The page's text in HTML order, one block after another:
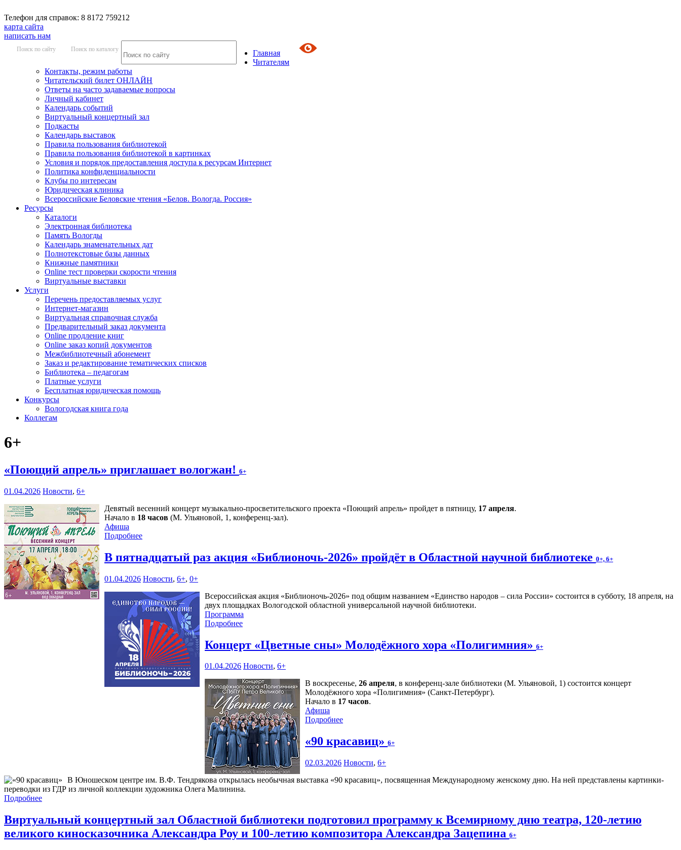
Телефон для справок: 8 8172 759212
карта сайта
написать нам
Поиск по сайту Поиск по каталогу
Главная
Читателям
Контакты, режим работы
Читательский билет ОНЛАЙН
Ответы на часто задаваемые вопросы
Личный кабинет
Календарь событий
Виртуальный концертный зал
Подкасты
Календарь выставок
Правила пользования библиотекой
Правила пользования библиотекой в картинках
Условия и порядок предоставления доступа к ресурсам Интернет
Политика конфиденциальности
Клубы по интересам
Юридическая клиника
Всероссийские Беловские чтения «Белов. Вологда. Россия»
Ресурсы
Каталоги
Электронная библиотека
Память Вологды
Календарь знаменательных дат
Полнотекстовые базы данных
Книжные памятники
Online тест проверки скорости чтения
Виртуальные выставки
Услуги
Перечень предоставляемых услуг
Интернет-магазин
Виртуальная справочная служба
Предварительный заказ документа
Online продление книг
Online заказ копий документов
Межбиблиотечный абонемент
Заказ и редактирование тематических списков
Библиотека – педагогам
Платные услуги
Бесплатная юридическая помощь
Конкурсы
Вологодская книга года
Коллегам
6+
«Поющий апрель» приглашает вологжан! 6+
01.04.2026 Новости, 6+
Девятый весенний концерт музыкально-просветительского проекта «Поющий апрель» пройдет в пятницу, 17 апреля.
Начало в 18 часов (М. Ульяновой, 1, конференц-зал).
Афиша
Подробнее
В пятнадцатый раз акция «Библионочь-2026» пройдёт в Областной научной библиотеке 0+, 6+
01.04.2026 Новости, 6+, 0+
Всероссийская акция «Библионочь-2026» под общим названием «Единство народов – сила России» состоится в субботу, 18 апреля, на
двух площадках Вологодской областной универсальной научной библиотеки.
Программа
Подробнее
Концерт «Цветные сны» Молодёжного хора «Полигимния» 6+
01.04.2026 Новости, 6+
В воскресенье, 26 апреля, в конференц-зале библиотеки (М. Ульяновой, 1) состоится концерт
Молодёжного хора «Полигимния» (Санкт-Петербург).
Начало в 17 часов.
Афиша
Подробнее
«90 красавиц» 6+
02.03.2026 Новости, 6+
В Юношеском центре им. В.Ф. Тендрякова открылась необычная выставка «90 красавиц», посвященная Международному женскому дню. На ней представлены картинки-
переводки из ГДР из личной коллекции художника Олега Малинина.
Подробнее
Виртуальный концертный зал Областной библиотеки подготовил программу к Всемирному дню театра, 120-летию
великого киносказочника Александра Роу и 100-летию композитора Александра Зацепина 6+